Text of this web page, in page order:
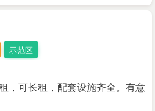
示范区
，可长租，配套设施齐全。有意